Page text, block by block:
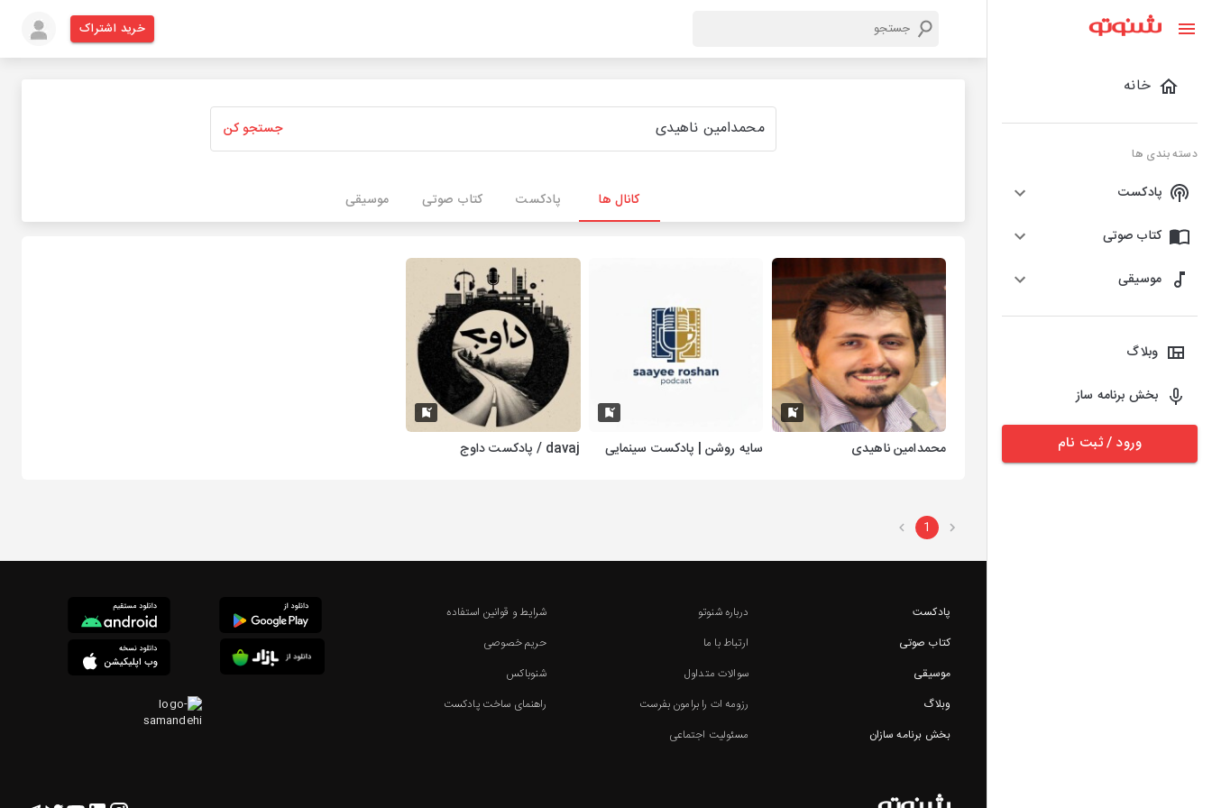
خانه
دسته بندی ها
پادکست
کتاب صوتی
موسیقی
وبلاگ
بخش برنامه ساز
ورود / ثبت نام
خرید اشتراک
جستجو کن
کانال ها پادکست کتاب صوتی موسیقی
محمدامین ناهیدی سایه روشن | پادکست سینمایی davaj / پادکست داوج
1
پادکست
کتاب صوتی
موسیقی
وبلاگ
بخش برنامه سازان
درباره شنوتو
ارتباط با ما
سوالات متداول
رزومه ات را برامون بفرست
مسئولیت اجتماعی
شرایط و قوانین استفاده
حریم خصوصی
شنوباکس
راهنمای ساخت پادکست